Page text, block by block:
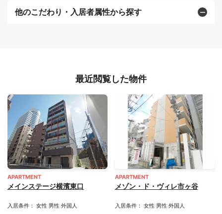
他のこだわり・入居者属性から探す
最近閲覧した物件
APARTMENT
メインステージ横濱東口
入居条件： 女性 男性 外国人
APARTMENT
メゾン・ド・ヴィレ市ヶ谷
入居条件： 女性 男性 外国人